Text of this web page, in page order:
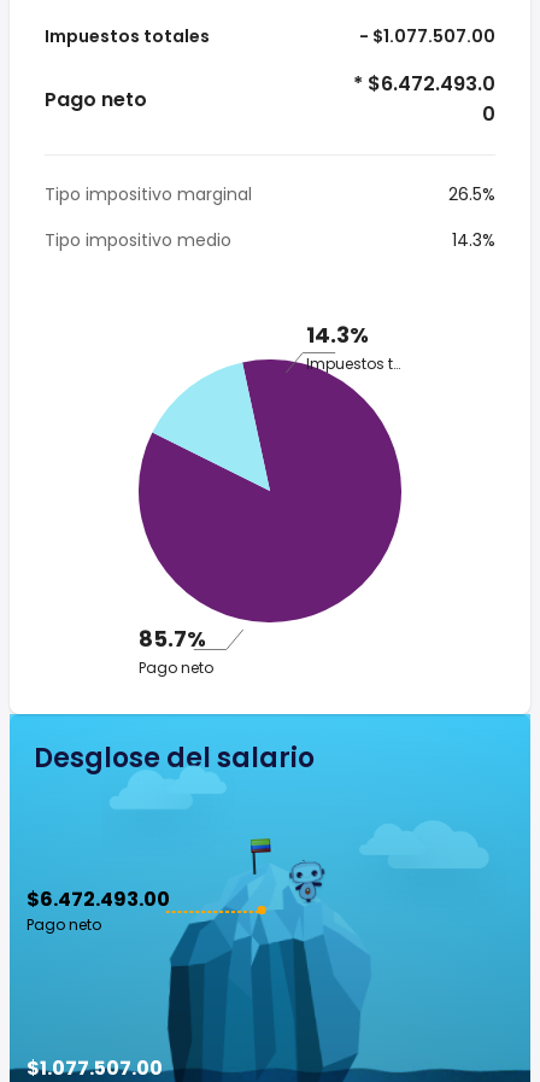
Impuestos totales - $1.077.507.00
Pago neto
* $6.472.493.0
0
Tipo impositivo marginal
26.5%
Tipo impositivo medio
14.3%
14.3%
Impuestos totales
85.7%
Pago neto
Desglose del salario
$6.472.493.00
Pago neto
$1.077.507.00